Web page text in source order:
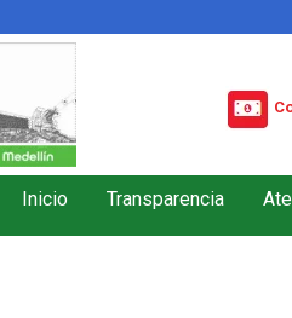
Inicio Transparencia